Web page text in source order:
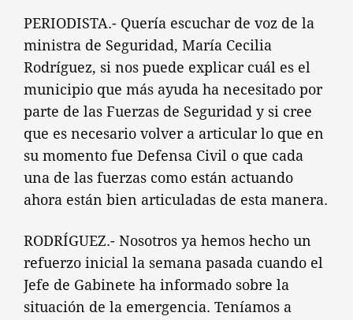
PERIODISTA.- Quería escuchar de voz de la
ministra de Seguridad, María Cecilia
Rodríguez, si nos puede explicar cuál es el
municipio que más ayuda ha necesitado por
parte de las Fuerzas de Seguridad y si cree
que es necesario volver a articular lo que en
su momento fue Defensa Civil o que cada
una de las fuerzas como están actuando
ahora están bien articuladas de esta manera.
RODRÍGUEZ.- Nosotros ya hemos hecho un
refuerzo inicial la semana pasada cuando el
Jefe de Gabinete ha informado sobre la
situación de la emergencia. Teníamos a